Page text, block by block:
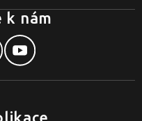
k nám